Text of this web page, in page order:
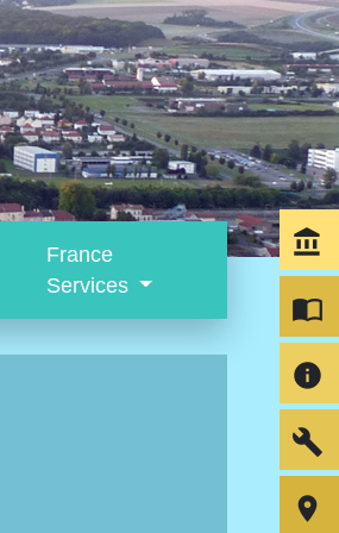
France
Services
account_balance
import_contacts
info
build
room